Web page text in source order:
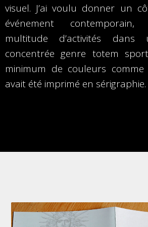
visuel. J’ai voulu donner un
événement
multitude d’activités dans
concentrée genre totem
minimum de couleurs
avait été imprimé en sérigraphie.